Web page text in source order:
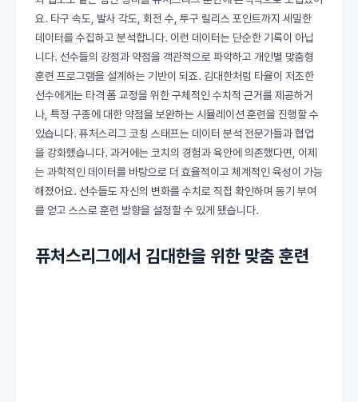
요. 타구 속도, 발사 각도, 회전 수, 투구 릴리스 포인트까지 세밀한
데이터를 수집하고 분석합니다. 이런 데이터는 단순한 기록이 아닙
니다. 선수들의 강점과 약점을 객관적으로 파악하고 개인별 맞춤형
훈련 프로그램을 설계하는 기반이 되죠. 김대한처럼 타율이 저조한
선수에게는 타격 폼 교정을 위한 구체적인 수치적 근거를 제공하거
나, 특정 구종에 대한 약점을 보완하는 시뮬레이션 훈련을 진행할 수
있습니다. 퓨처스리그 코칭 스태프는 데이터 분석 전문가들과 협업
을 강화했습니다. 과거에는 코치의 경험과 육안에 의존했다면, 이제
는 과학적인 데이터를 바탕으로 더 효율적이고 체계적인 육성이 가능
해졌어요. 선수들도 자신의 변화를 수치로 직접 확인하며 동기 부여
를 얻고 스스로 훈련 방향을 설정할 수 있게 됐습니다.
퓨처스리그에서 김대한을 위한 맞춤 훈련